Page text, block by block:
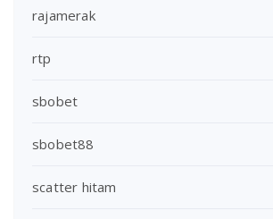
rajamerak
rtp
sbobet
sbobet88
scatter hitam